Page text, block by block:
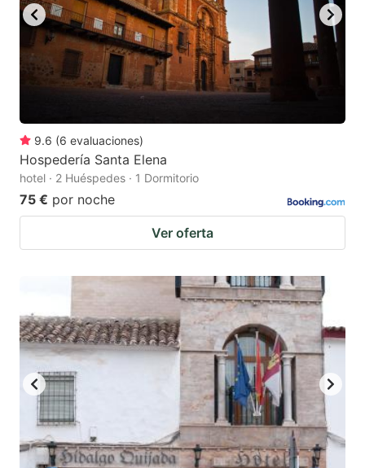
9.6 (6 evaluaciones)
Hospedería Santa Elena
hotel · 2 Huéspedes · 1 Dormitorio
75 € por noche
Ver oferta